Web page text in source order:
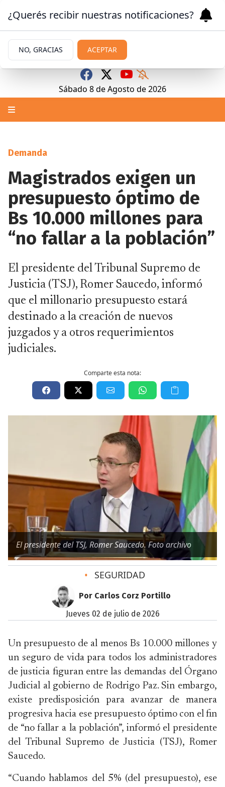
Sábado 8deAgosto de 2026
Demanda
Magistrados exigen un
presupuesto óptimo de
Bs 10.000 millones para
“no fallar a la población”
El presidente del Tribunal Supremo de
Justicia (TSJ), Romer Saucedo, informó
que el millonario presupuesto estará
destinado a la creación de nuevos
juzgados y a otros requerimientos
judiciales.
Comparte esta nota:
El presidente del TSJ, Romer Saucedo. Foto archivo
• SEGURIDAD
Por Carlos Corz Portillo
jueves 02 de julio de 2026
Un presupuesto de al menos Bs 10.000 millones y
un seguro de vida para todos los administradores
de justicia figuran entre las demandas del Órgano
Judicial al gobierno de Rodrigo Paz. Sin embargo,
existe predisposición para avanzar de manera
progresiva hacia ese presupuesto óptimo con el fin
de “no fallar a la población”, informó el presidente
del Tribunal Supremo de Justicia (TSJ), Romer
Saucedo.
“Cuando hablamos del 5% (del presupuesto), ese
¿Querés recibir nuestras notificaciones?
NO, GRACIAS ACEPTAR